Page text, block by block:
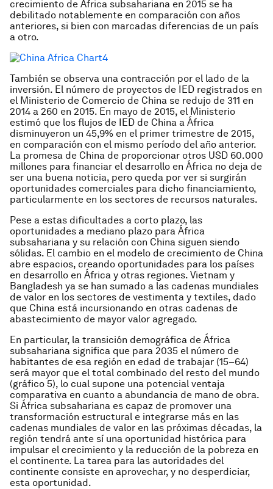
crecimiento de África subsahariana en 2015 se ha
debilitado notablemente en comparación con años
anteriores, si bien con marcadas diferencias de un país
a otro.
También se observa una contracción por el lado de la
inversión. El número de proyectos de IED registrados en
el Ministerio de Comercio de China se redujo de 311 en
2014 a 260 en 2015. En mayo de 2015, el Ministerio
estimó que los flujos de IED de China a África
disminuyeron un 45,9% en el primer trimestre de 2015,
en comparación con el mismo período del año anterior.
La promesa de China de proporcionar otros USD 60.000
millones para financiar el desarrollo en África no deja de
ser una buena noticia, pero queda por ver si surgirán
oportunidades comerciales para dicho financiamiento,
particularmente en los sectores de recursos naturales.
Pese a estas dificultades a corto plazo, las
oportunidades a mediano plazo para África
subsahariana y su relación con China siguen siendo
sólidas. El cambio en el modelo de crecimiento de China
abre espacios, creando oportunidades para los países
en desarrollo en África y otras regiones. Vietnam y
Bangladesh ya se han sumado a las cadenas mundiales
de valor en los sectores de vestimenta y textiles, dado
que China está incursionando en otras cadenas de
abastecimiento de mayor valor agregado.
En particular, la transición demográfica de África
subsahariana significa que para 2035 el número de
habitantes de esa región en edad de trabajar (15–64)
será mayor que el total combinado del resto del mundo
(gráfico 5), lo cual supone una potencial ventaja
comparativa en cuanto a abundancia de mano de obra.
Si África subsahariana es capaz de promover una
transformación estructural e integrarse más en las
cadenas mundiales de valor en las próximas décadas, la
región tendrá ante sí una oportunidad histórica para
impulsar el crecimiento y la reducción de la pobreza en
el continente. La tarea para las autoridades del
continente consiste en aprovechar, y no desperdiciar,
esta oportunidad.